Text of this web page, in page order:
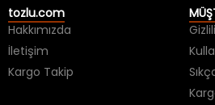
tozlu.com
Hakkımızda
İletişim
Kargo Takip